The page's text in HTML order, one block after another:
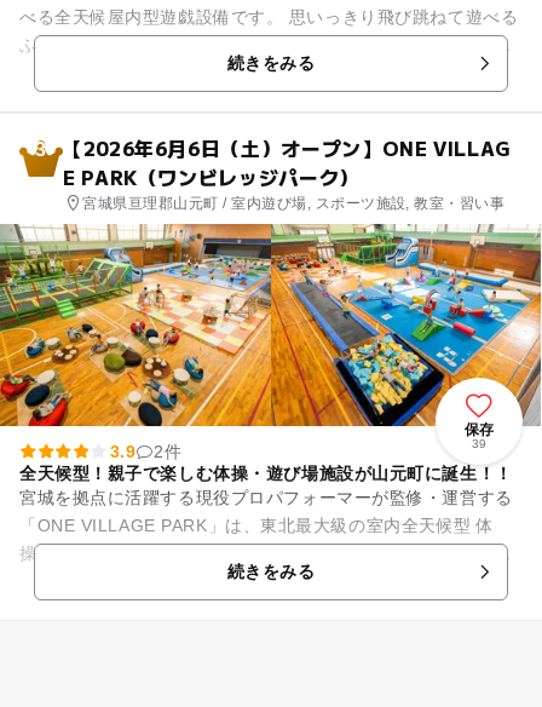
べる全天候屋内型遊戯設備です。 思いっきり飛び跳ねて遊べる
ふわふわワールドや映像と人が繰り広げる大型絵本劇場、お絵
続きをみる
3
【2026年6月6日（土）オープン】ONE VILLAG
E PARK（ワンビレッジパーク）
宮城県亘理郡山元町 / 室内遊び場, スポーツ施設, 教室・習い事
保存
39
3.9
2件
全天候型！親子で楽しむ体操・遊び場施設が山元町に誕生！！
宮城を拠点に活躍する現役プロパフォーマーが監修・運営する
「ONE VILLAGE PARK」は、東北最大級の室内全天候型 体
操・遊び場施設です。天候に左右されることなく、一年中のび
続きをみる